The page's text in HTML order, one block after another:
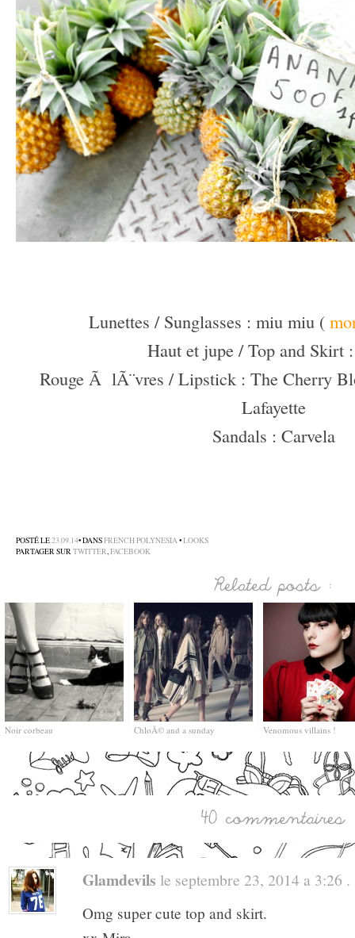
Lunettes / Sunglasses : miu miu (
Haut et jupe / Top and Skirt
Rouge Ã lÃ¨vres / Lipstick : The Cherry
Lafayette
Sandals : Carvela
POSTÉ LE23.09.14• DANSFRENCH POLYNESIA•LOOKS
PARTAGER SURTWITTER,FACEBOOK
Noir corbeau ChloÃ© and a sunday Venomous villains !
Glamdevils le septembre 23, 2014 a 3:26 .
Omg super cute top and skirt.